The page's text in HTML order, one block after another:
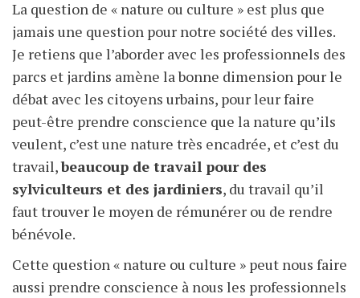
La question de « nature ou culture » est plus que
jamais une question pour notre société des villes.
Je retiens que l’aborder avec les professionnels des
parcs et jardins amène la bonne dimension pour le
débat avec les citoyens urbains, pour leur faire
peut-être prendre conscience que la nature qu’ils
veulent, c’est une nature très encadrée, et c’est du
travail,beaucoup de travail pour des
sylviculteurs et des jardiniers, du travail qu’il
faut trouver le moyen de rémunérer ou de rendre
bénévole.
Cette question « nature ou culture » peut nous faire
aussi prendre conscience à nous les professionnels